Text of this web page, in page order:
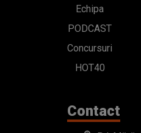
Bd.
Romexpo
Pavilion T,
LIVE :